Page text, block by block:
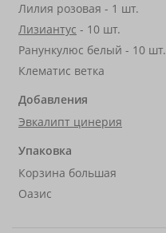
Лилия розовая - 1 шт.
Лизиантус - 10 шт.
Ранункулюс белый - 10 шт.
Клематис ветка
Добавления
Эвкалипт цинерия
Упаковка
Корзина большая
Оазис